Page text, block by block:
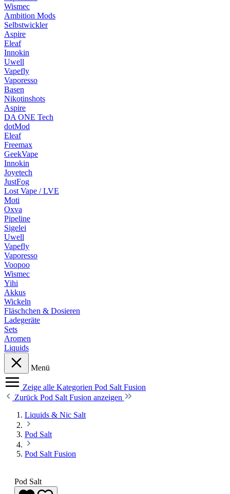
Wismec
Ambition Mods
Selbstwickler
Aspire
Eleaf
Innokin
Uwell
Vapefly
Vaporesso
Basen
Nikotinshots
Aspire
DA ONE Tech
dotMod
Eleaf
Freemax
GeekVape
Innokin
Joyetech
JustFog
Lost Vape / LVE
Moti
Oxva
Pipeline
Sigelei
Uwell
Vapefly
Vaporesso
Voopoo
Wismec
Yihi
Akkus
Wickeln
Fläschchen & Dosieren
Ladegeräte
Sets
Aromen
Liquids
Menü
Zeige alle Kategorien Pod Salt Fusion
Zurück Pod Salt Fusion anzeigen
Liquids & Nic Salt
Pod Salt
Pod Salt Fusion
Pod Salt